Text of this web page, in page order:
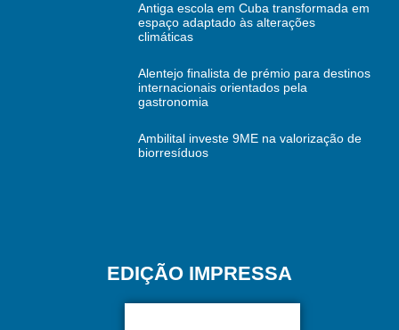
Antiga escola em Cuba transformada em
espaço adaptado às alterações
climáticas
Alentejo finalista de prémio para destinos
internacionais orientados pela
gastronomia
Ambilital investe 9ME na valorização de
biorresíduos
EDIÇÃO IMPRESSA